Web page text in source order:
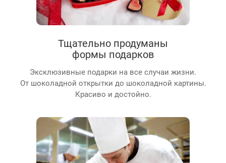
Тщательно продуманы
формы подарков
Эксклюзивные подарки на все случаи жизни.
От шоколадной открытки до шоколадной картины.
Красиво и достойно.